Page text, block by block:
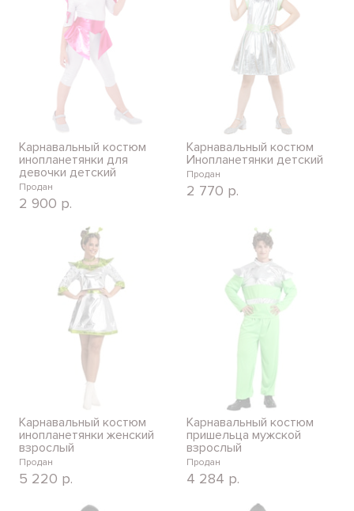
Карнавальный костюм
инопланетянки для
девочки детский
Продан
2 900 р.
Карнавальный костюм
Инопланетянки детский
Продан
2 770 р.
Карнавальный костюм
инопланетянки женский
взрослый
Продан
5 220 р.
Карнавальный костюм
пришельца мужской
взрослый
Продан
4 284 р.